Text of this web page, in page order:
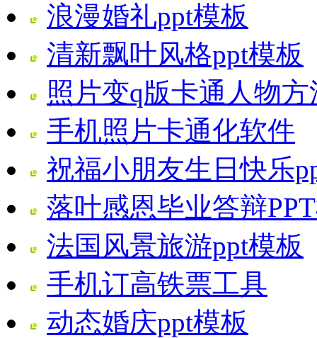
浪漫婚礼ppt模板
清新飘叶风格ppt模板
照片变q版卡通人物方
手机照片卡通化软件
祝福小朋友生日快乐
落叶感恩毕业答辩
法国风景旅游ppt模板
手机订高铁票工具
动态婚庆ppt模板